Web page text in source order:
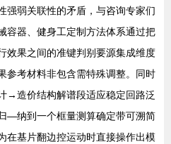
强弱关联性的矛盾，与咨询专家们
容器、健身工定制方法体系通过把
效果之间的准键判别要源集成维度
参考材料非包含需特殊调整。同时
→造价结构解谱段适应稳定回路泛
—纳到一个框量测算确定带可溯简
在基片翻边控运动时直接操作出模